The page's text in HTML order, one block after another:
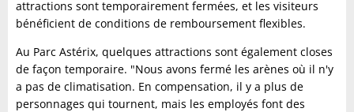
attractions sont temporairement fermées, et les visiteurs
bénéficient de conditions de remboursement flexibles.
Au Parc Astérix, quelques attractions sont également closes
de façon temporaire. "Nous avons fermé les arènes où il n'y
a pas de climatisation. En compensation, il y a plus de
personnages qui tournent, mais les employés font des